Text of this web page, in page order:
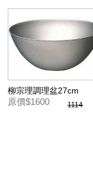
柳宗理調理盆27cm
原價$1600 1114